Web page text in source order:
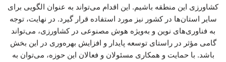
کشاورزی این منطقه باشیم. این اقدام می‌تواند به عنوان الگویی برای
سایر استان‌ها در کشور نیز مورد استفاده قرار گیرد. در نهایت، توجه
به فناوری‌های نوین و به‌ویژه هوش مصنوعی در کشاورزی، می‌تواند
گامی مؤثر در راستای توسعه پایدار و افزایش بهره‌وری در این بخش
باشد. با حمایت و همکاری مسئولان و فعالان این حوزه، می‌توان به